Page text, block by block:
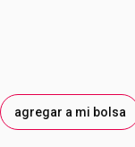
agregar a mi bolsa